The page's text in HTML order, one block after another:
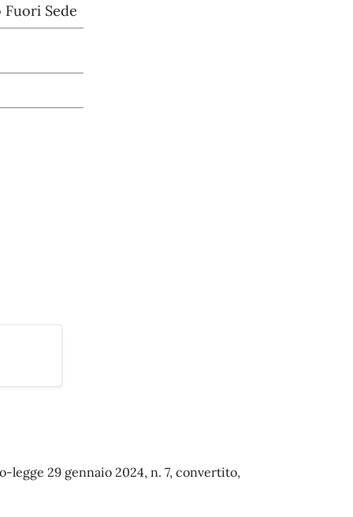
Fuori Sede
legge 29 gennaio 2024, n. 7, convertito,